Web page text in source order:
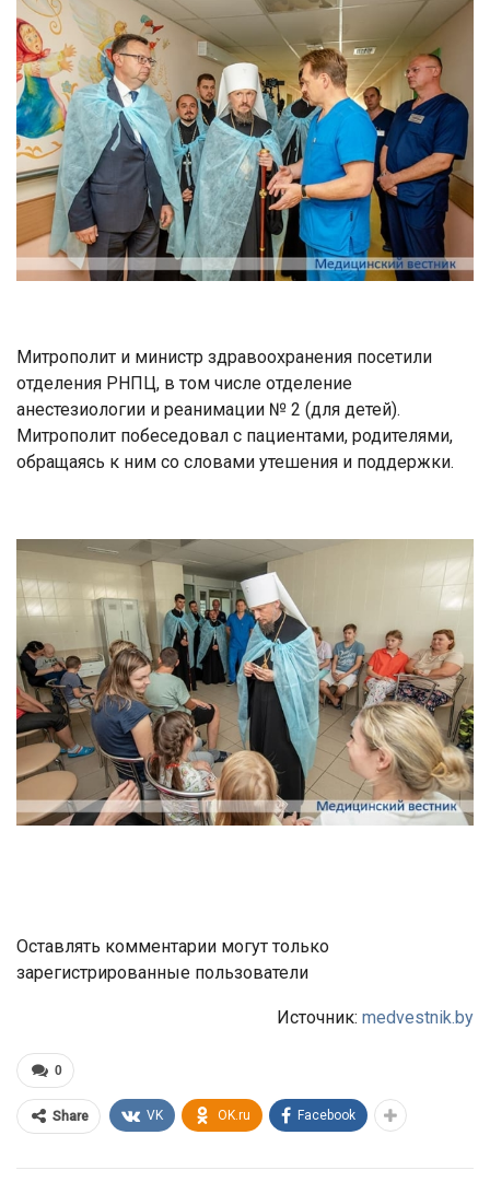
Митрополит и министр здравоохранения посетили
отделения РНПЦ, в том числе отделение
анестезиологии и реанимации № 2 (для детей).
Митрополит побеседовал с пациентами, родителями,
обращаясь к ним со словами утешения и поддержки.
Оставлять комментарии могут только
зарегистрированные пользователи
Источник: medvestnik.by
0
Share VK OK.ru Facebook